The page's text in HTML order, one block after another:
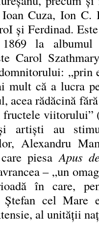
Cuza, Ion C.
și Ferdinad.
la
Carol
„prin
mult că a lucra
acea rădăcină
viitorului”
au
Alexandru
piesaApus
– „un
în care,
cel Mare
al unității